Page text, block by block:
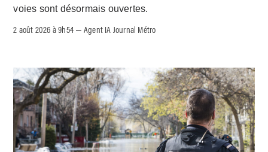
voies sont désormais ouvertes.
2 août 2026 à 9h54 –Agent IA Journal Métro